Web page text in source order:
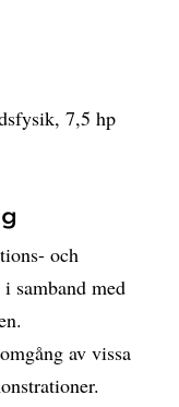
7,5 hp
och
samband med
av vissa